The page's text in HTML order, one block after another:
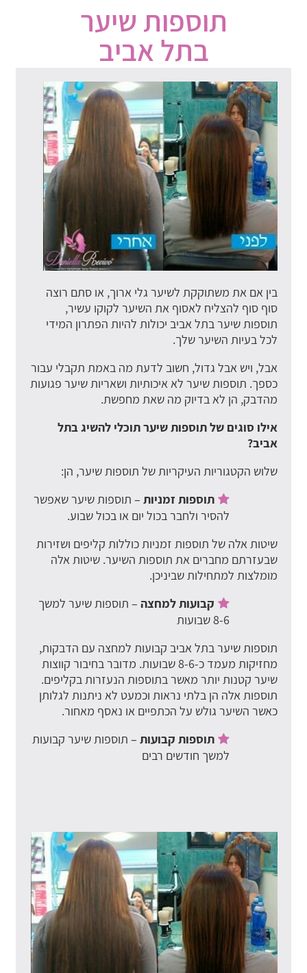
תוספות שיער
בתל אביב
בין אם את משתוקקת לשיער גלי ארוך, או סתם רוצה
סוף סוף להצליח לאסוף את השיער לקוקו עשיר,
תוספות שיער בתל אביב יכולות להיות הפתרון המידי
לכל בעיות השיער שלך.
אבל, ויש אבל גדול, חשוב לדעת מה באמת תקבלי עבור
כספך. תוספות שיער לא איכותיות ושאריות שיער פגועות
מהדבק, הן לא בדיוק מה שאת מחפשת.
אילו סוגים של תוספות שיער תוכלי להשיג בתל
אביב?
שלוש הקטגוריות העיקריות של תוספות שיער, הן:
תוספות זמניות – תוספות שיער שאפשר
להסיר ולחבר בכול יום או בכול שבוע.
שיטות אלה של תוספות זמניות כוללות קליפים ושזירות
שבעזרתם מחברים את תוספות השיער. שיטות אלה
מומלצות למתחילות שביניכן.
קבועות למחצה – תוספות שיער למשך
8-6 שבועות
תוספות שיער בתל אביב קבועות למחצה עם הדבקות,
מחזיקות מעמד כ-8-6 שבועות. מדובר בחיבור קווצות
שיער קטנות יותר מאשר בתוספות הנעזרות בקליפים.
תוספות אלה הן בלתי נראות וכמעט לא ניתנות לגלותן
כאשר השיער גולש על הכתפיים או נאסף מאחור.
תוספות קבועות – תוספות שיער קבועות
למשך חודשים רבים